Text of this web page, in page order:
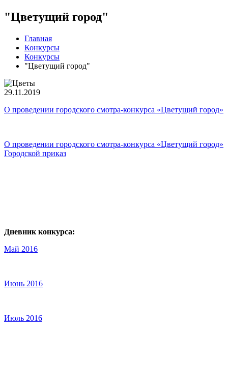
"Цветущий город"
Главная
Конкурсы
Конкурсы
"Цветущий город"
29.11.2019
О проведении городского смотра-конкурса «Цветущий город»
О проведении городского смотра-конкурса «Цветущий город»
Городской приказ
Дневник конкурса:
Май 2016
Июнь 2016
Июль 2016